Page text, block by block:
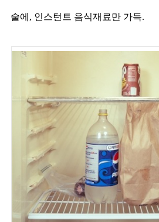
술에, 인스턴트 음식재료만 가득.